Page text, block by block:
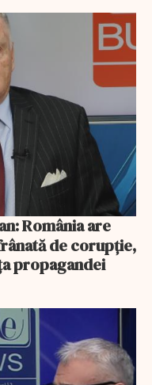
de corupție,
propagandei